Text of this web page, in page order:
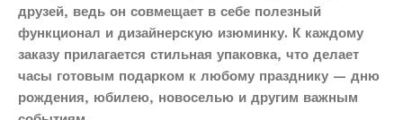
друзей, ведь он совмещает в себе полезный
функционал и дизайнерскую изюминку. К каждому
заказу прилагается стильная упаковка, что делает
часы готовым подарком к любому празднику — дню
рождения, юбилею, новоселью и другим важным